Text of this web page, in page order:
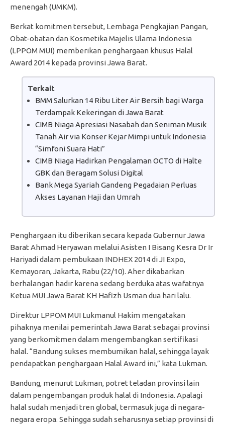
menengah (UMKM).
Berkat komitmen tersebut, Lembaga Pengkajian Pangan,
Obat-obatan dan Kosmetika Majelis Ulama Indonesia
(LPPOM MUI) memberikan penghargaan khusus Halal
Award 2014 kepada provinsi Jawa Barat.
Terkait
BMM Salurkan 14 Ribu Liter Air Bersih bagi Warga
Terdampak Kekeringan di Jawa Barat
CIMB Niaga Apresiasi Nasabah dan Seniman Musik
Tanah Air via Konser Kejar Mimpi untuk Indonesia
“Simfoni Suara Hati”
CIMB Niaga Hadirkan Pengalaman OCTO di Halte
GBK dan Beragam Solusi Digital
Bank Mega Syariah Gandeng Pegadaian Perluas
Akses Layanan Haji dan Umrah
Penghargaan itu diberikan secara kepada Gubernur Jawa
Barat Ahmad Heryawan melalui Asisten I Bisang Kesra Dr Ir
Hariyadi dalam pembukaan INDHEX 2014 di JI Expo,
Kemayoran, Jakarta, Rabu (22/10). Aher dikabarkan
berhalangan hadir karena sedang berduka atas wafatnya
Ketua MUI Jawa Barat KH Hafizh Usman dua hari lalu.
Direktur LPPOM MUI Lukmanul Hakim mengatakan
pihaknya menilai pemerintah Jawa Barat sebagai provinsi
yang berkomitmen dalam mengembangkan sertifikasi
halal. “Bandung sukses membumikan halal, sehingga layak
pendapatkan penghargaan Halal Award ini,” kata Lukman.
Bandung, menurut Lukman, potret teladan provinsi lain
dalam pengembangan produk halal di Indonesia. Apalagi
halal sudah menjadi tren global, termasuk juga di negara-
negara eropa. Sehingga sudah seharusnya setiap provinsi di